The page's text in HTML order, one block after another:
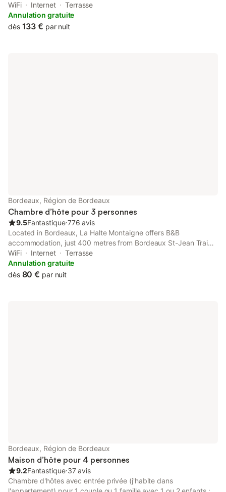
accommodation with free WiFi, as well as access to a terrace.
WiFi Internet
Terrasse
Annulation gratuite
dès 133 € par nuit
Bordeaux, Région de Bordeaux
Chambre d’hôte pour 3 personnes
9.5Fantastique⋅776 avis
Located in Bordeaux, La Halte Montaigne offers B&B
accommodation, just 400 metres from Bordeaux St-Jean Train
Station. You can relax on the furnished veranda or in the living
room, and there is also a small garden.
WiFi Internet
Terrasse
Annulation gratuite
dès 80 € par nuit
Bordeaux, Région de Bordeaux
Maison d’hôte pour 4 personnes
9.2Fantastique⋅37 avis
Chambre d'hôtes avec entrée privée (j'habite dans